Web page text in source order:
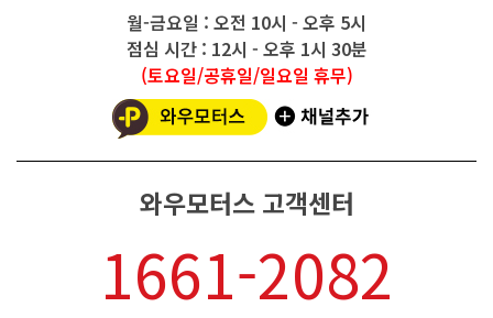
월-금요일 : 오전 10시 - 오후 5시
점심 시간 : 12시 - 오후 1시 30분
(토요일/공휴일/일요일 휴무)
와우모터스 고객센터
1661-2082